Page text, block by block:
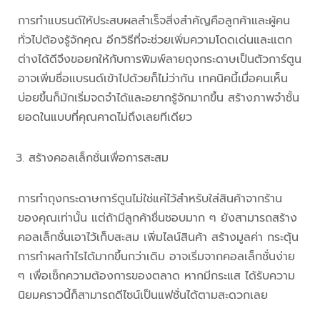
การทำแบรนด์ให้ประสบผลสำเร็จสิ่งสำคัญคือลูกค้าและผู้คน
ทั่วไปต้องรู้จักคุณ อีกวิธีที่จะช่วยเพิ่มความโดดเด่นและแตก
ต่างได้ดีจึงขอยกให้กับการพิมพ์ลายถุงกระดาษเป็นตัวการ์ตูน
อาจเพิ่มชื่อแบรนด์เข้าไปด้วยก็ไม่ว่ากัน เทคนิคนี้เมื่อคนเห็น
บ่อยขึ้นก็มักเริ่มจดจำได้และอยากรู้จักมากขึ้น สร้างภาพจำชั้น
ยอดในแบบที่คุณคาดไม่ถึงเลยทีเดียว
สร้างคอลเล็กชั่นเพื่อการสะสม
การทำถุงกระดาษการ์ตูนไม่ใช่แค่ไว้สำหรับใส่สินค้าจากร้าน
ของคุณเท่านั้น แต่ถ้ามีลูกค้าชื่นชอบมาก ๆ ยังสามารถสร้าง
คอลเล็กชั่นเอาไว้เก็บสะสม เพิ่มไลน์สินค้า สร้างมูลค่า กระตุ้น
การทำผลกำไรได้มากขึ้นกว่าเดิม อาจเริ่มจากคอลเล็กชั่นง่าย
ๆ เพื่อเช็กความต้องการของตลาด หากมีกระแส ได้รับความ
นิยมคราวนี้ก็สามารถดีไซน์เป็นแฟชั่นได้ตามสะดวกเลย